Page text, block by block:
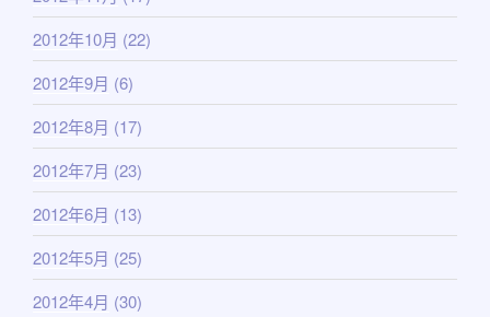
2012年10月 (22)
2012年9月 (6)
2012年8月 (17)
2012年7月 (23)
2012年6月 (13)
2012年5月 (25)
2012年4月 (30)